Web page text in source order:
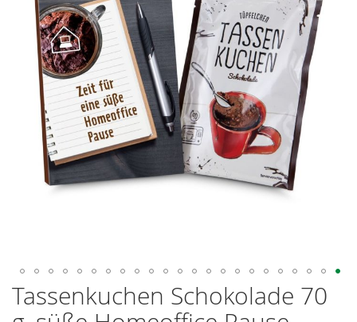
Tassenkuchen Schokolade 70
Zum
Anfang